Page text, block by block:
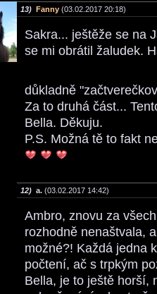
13) Fanny (03.02.2017 20:18)
Sakra... ještěže se na
se mi obrátil žaludek.
důkladně
Za to druhá část...
Bella. Děkuju.
P.S. Možná tě to fakt
12) a. (03.02.2017 14:42)
Ambro, znovu za
rozhodně nenaštvala,
možné?! Každá jedna
počtení, ač s trpkým
Bella, je to ještě horší,